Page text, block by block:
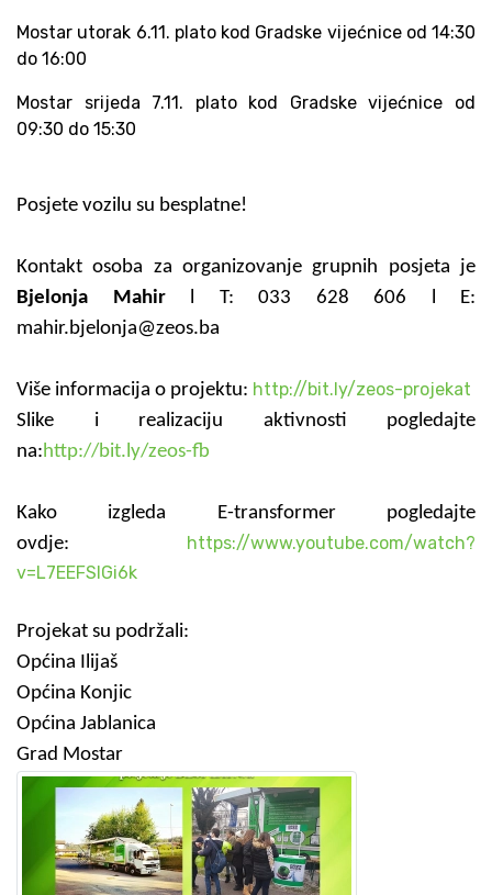
Mostar utorak 6.11. plato kod Gradske vijećnice od 14:30
do 16:00
Mostar srijeda 7.11. plato kod Gradske vijećnice od
09:30 do 15:30
Posjete vozilu su besplatne!
Kontakt osoba za organizovanje grupnih posjeta je
Bjelonja Mahirl T: 033 628 606 l E:
mahir.bjelonja@zeos.ba
Više informacija o projektu: http://bit.ly/zeos-projekat
Slike i realizaciju aktivnosti pogledajte
na:http://bit.ly/zeos-fb
Kako izgleda E-transformer pogledajte
ovdje: https://www.youtube.com/watch?
v=L7EEFSIGi6k
Projekat su podržali:
Općina Ilijaš
Općina Konjic
Općina Jablanica
Grad Mostar